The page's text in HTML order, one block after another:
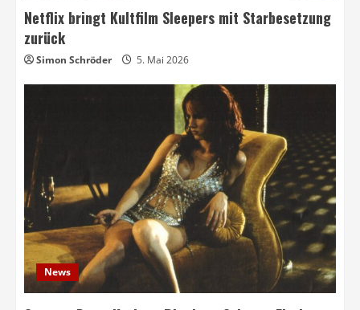
Netflix bringt Kultfilm Sleepers mit Starbesetzung
zurück
Simon Schröder 5. Mai 2026
News